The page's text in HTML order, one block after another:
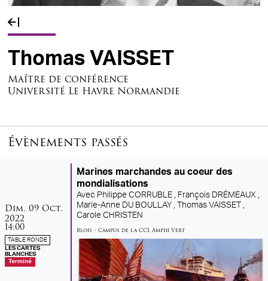
Fil d'Ariane
Thomas VAISSET
Maître de conférence
Université Le Havre Normandie
Évènements passés
dimanche
Dim. 09 octobre
Oct.
2022
14:00
TABLE RONDE
LES CARTES
BLANCHES
Terminé
Marines marchandes au coeur des
mondialisations
Avec Philippe CORRUBLE , François DRÉMEAUX ,
Marie-Anne DU BOULLAY ,
Thomas VAISSET ,
Carole CHRISTEN
Blois • Campus de la CCI, Amphi Vert